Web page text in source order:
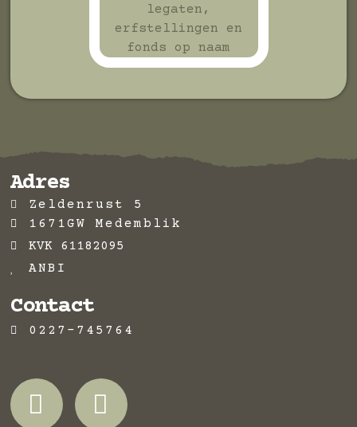
Adres
Zeldenrust 5
1671GW Medemblik
KVK 61182095
ANBI
Contact
0227-745764